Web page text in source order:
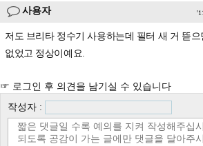
사용자
저도 브리타 정수기 사용하는데 필터 새 거 뜯으
없었고 정상이예요.
☞ 로그인 후 의견을 남기실 수 있습니다
작성자 :